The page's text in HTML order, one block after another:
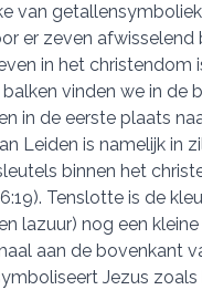
van
er zeven
in het christendom
vinden we in de
in de eerste plaats
Leiden is namelijk in
binnen het
Tenslotte is de
lazuur) nog een
aan de bovenkant
Jezus